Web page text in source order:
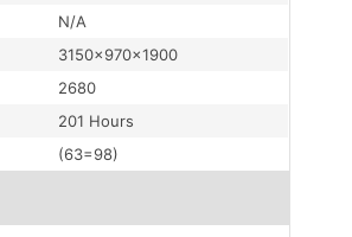
N/A
3150x970x1900
2680
201 Hours
(63=98)